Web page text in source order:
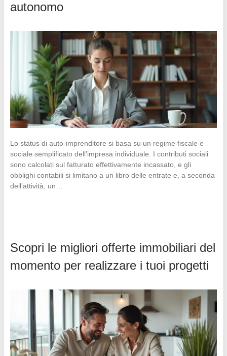
autonomo
Lo status di auto-imprenditore si basa su un regime fiscale e
sociale semplificato dell’impresa individuale. I contributi sociali
sono calcolati sul fatturato effettivamente incassato, e gli
obblighi contabili si limitano a un libro delle entrate e, a seconda
dell’attività, un…
Scopri le migliori offerte immobiliari del
momento per realizzare i tuoi progetti